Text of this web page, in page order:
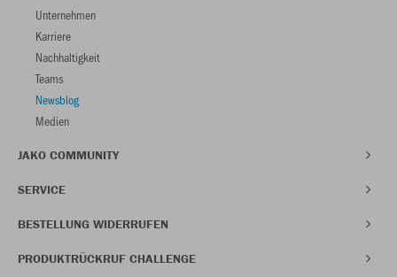
Unternehmen
Karriere
Nachhaltigkeit
Teams
Newsblog
Medien
JAKO COMMUNITY
SERVICE
BESTELLUNG WIDERRUFEN
PRODUKTRÜCKRUF CHALLENGE